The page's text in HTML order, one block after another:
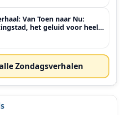
Van Toen naar Nu:
het geluid voor heel
Zondagsverhalen